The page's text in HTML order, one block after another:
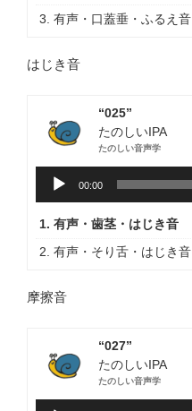
ー
3. 有声・口蓋垂・ふるえ音
はじき音
“025”
たのしいIPA
たのしい音声学
レ
ー
ー
00:00
1. 有声・歯茎・はじき音
2. 有声・そり舌・はじき音
摩擦音
“027”
たのしいIPA
たのしい音声学